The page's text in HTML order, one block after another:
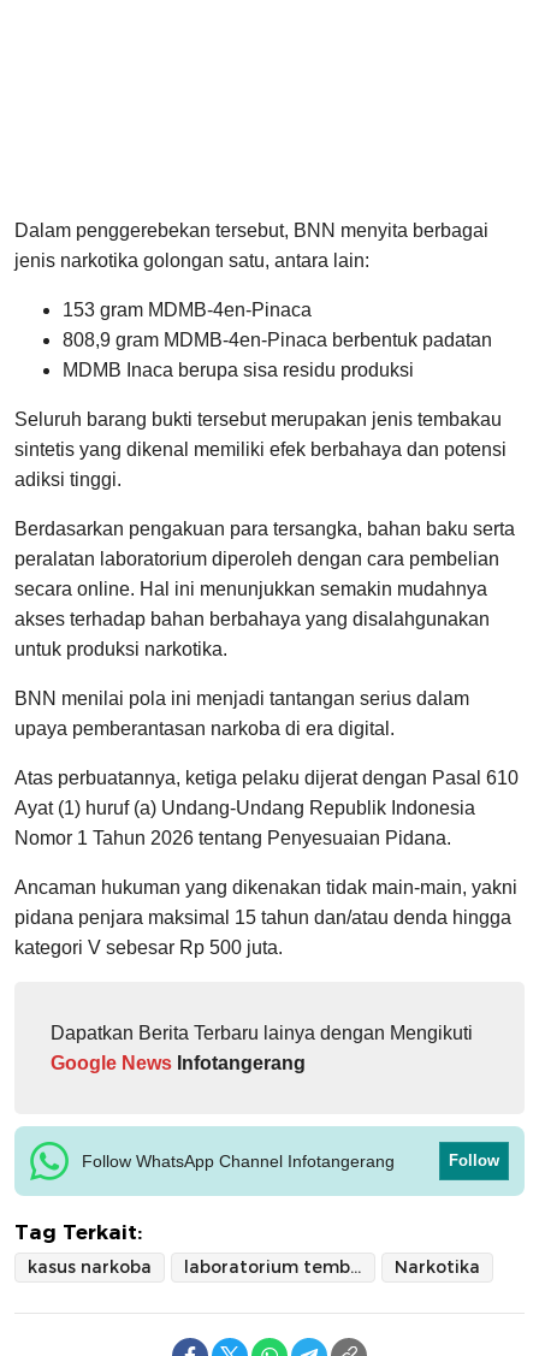
Dalam penggerebekan tersebut, BNN menyita berbagai
jenis narkotika golongan satu, antara lain:
153 gram MDMB-4en-Pinaca
808,9 gram MDMB-4en-Pinaca berbentuk padatan
MDMB Inaca berupa sisa residu produksi
Seluruh barang bukti tersebut merupakan jenis tembakau
sintetis yang dikenal memiliki efek berbahaya dan potensi
adiksi tinggi.
Berdasarkan pengakuan para tersangka, bahan baku serta
peralatan laboratorium diperoleh dengan cara pembelian
secara online. Hal ini menunjukkan semakin mudahnya
akses terhadap bahan berbahaya yang disalahgunakan
untuk produksi narkotika.
BNN menilai pola ini menjadi tantangan serius dalam
upaya pemberantasan narkoba di era digital.
Atas perbuatannya, ketiga pelaku dijerat dengan Pasal 610
Ayat (1) huruf (a) Undang-Undang Republik Indonesia
Nomor 1 Tahun 2026 tentang Penyesuaian Pidana.
Ancaman hukuman yang dikenakan tidak main-main, yakni
pidana penjara maksimal 15 tahun dan/atau denda hingga
kategori V sebesar Rp 500 juta.
Dapatkan Berita Terbaru lainya dengan Mengikuti
Google News Infotangerang
Follow WhatsApp Channel Infotangerang Follow
Tag Terkait:
kasus narkoba laboratorium tembakau sintetis Narkotika